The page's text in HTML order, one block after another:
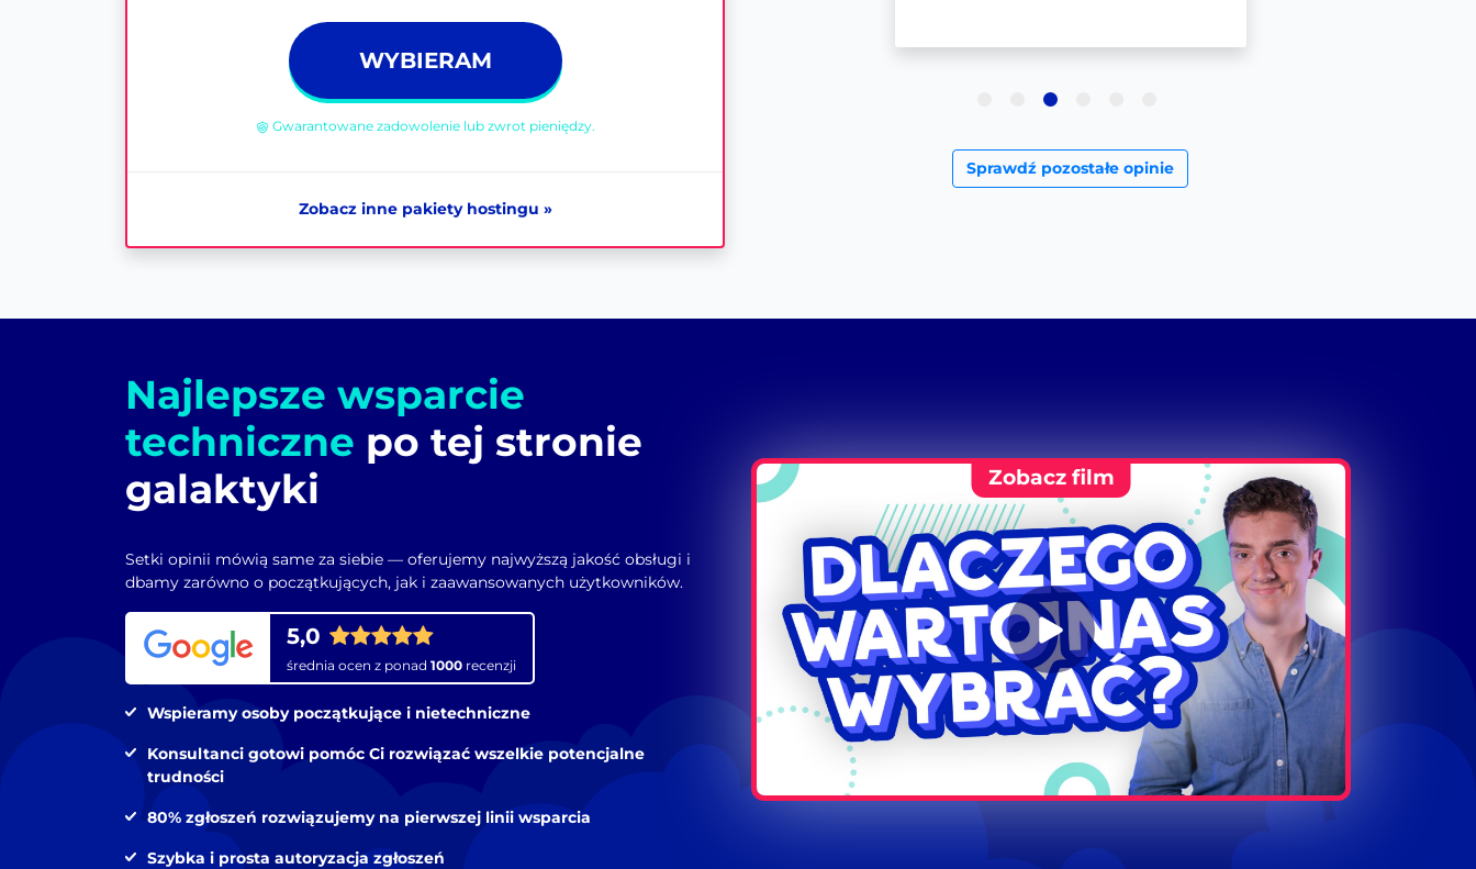
WYBIERAM
Gwarantowane zadowolenie lub zwrot pieniędzy.
Zobacz inne pakiety hostingu »
Sprawdź pozostałe opinie
Zobacz film
Najlepsze wsparcie
techniczne po tej stronie
galaktyki
Setki opinii mówią same za siebie — oferujemy najwyższą jakość obsługi i
dbamy zarówno o początkujących, jak i zaawansowanych użytkowników.
5,0
średnia ocen z ponad 1000 recenzji
Wspieramy osoby początkujące i nietechniczne
Konsultanci gotowi pomóc Ci rozwiązać wszelkie potencjalne
trudności
80% zgłoszeń rozwiązujemy na pierwszej linii wsparcia
Szybka i prosta autoryzacja zgłoszeń